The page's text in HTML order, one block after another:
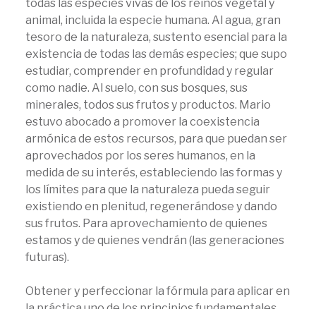
todas las especies vivas de los reinos vegetal y
animal, incluida la especie humana. Al agua, gran
tesoro de la naturaleza, sustento esencial para la
existencia de todas las demás especies; que supo
estudiar, comprender en profundidad y regular
como nadie. Al suelo, con sus bosques, sus
minerales, todos sus frutos y productos. Mario
estuvo abocado a promover la coexistencia
armónica de estos recursos, para que puedan ser
aprovechados por los seres humanos, en la
medida de su interés, estableciendo las formas y
los límites para que la naturaleza pueda seguir
existiendo en plenitud, regenerándose y dando
sus frutos. Para aprovechamiento de quienes
estamos y de quienes vendrán (las generaciones
futuras).
Obtener y perfeccionar la fórmula para aplicar en